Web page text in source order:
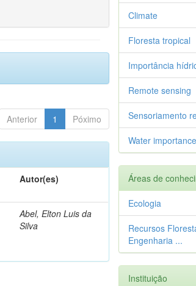
Anterior 1 Póximo
Autor(es)
Abel, Elton Luis da
Silva
Climate
Floresta tropical
Importância
Remote sensing
Sensoriamento
Water importance
Áreas de
Ecologia
Recursos
Engenharia ...
Instituição